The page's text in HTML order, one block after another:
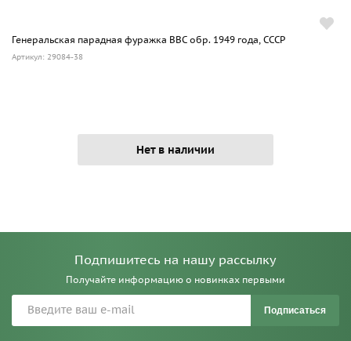
Генеральская парадная фуражка ВВС обр. 1949 года, СССР
Артикул: 29084-38
Нет в наличии
Подпишитесь на нашу рассылку
Получайте информацию о новинках первыми
Подписаться